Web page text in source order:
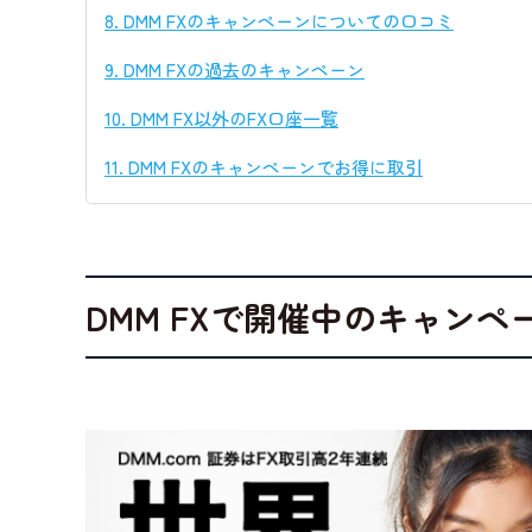
8. DMM FXのキャンペーンについての口コミ
9. DMM FXの過去のキャンペーン
10. DMM FX以外のFX口座一覧
11. DMM FXのキャンペーンでお得に取引
DMM FXで開催中のキャンペ